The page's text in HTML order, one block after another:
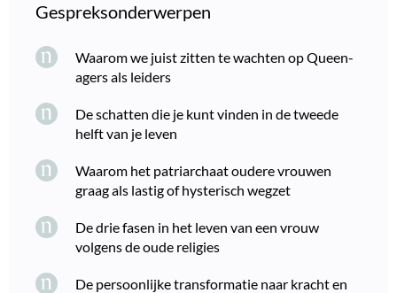
Gespreksonderwerpen
Waarom we juist zitten te wachten op Queen-
agers als leiders
De schatten die je kunt vinden in de tweede
helft van je leven
Waarom het patriarchaat oudere vrouwen
graag als lastig of hysterisch wegzet
De drie fasen in het leven van een vrouw
volgens de oude religies
De persoonlijke transformatie naar kracht en